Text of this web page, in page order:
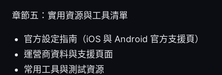
章節五：實用資源與工具清單
官方設定指南（iOS 與 Android 官方支援頁）
運營商資料與支援頁面
常用工具與測試資源